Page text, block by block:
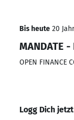
Bis heute 20
MANDATE
OPEN FINANCE
Logg Dich